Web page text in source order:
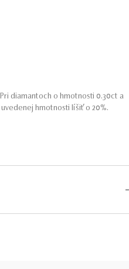
diamantoch o hmotnosti 0.30ct a
hmotnosti líšiť o 20%.